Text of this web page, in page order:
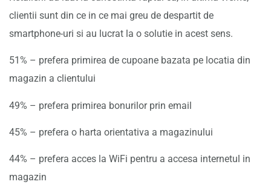
clientii sunt din ce in ce mai greu de despartit de
smartphone-uri si au lucrat la o solutie in acest sens.
51% – prefera primirea de cupoane bazata pe locatia din
magazin a clientului
49% – prefera primirea bonurilor prin email
45% – prefera o harta orientativa a magazinului
44% – prefera acces la WiFi pentru a accesa internetul in
magazin